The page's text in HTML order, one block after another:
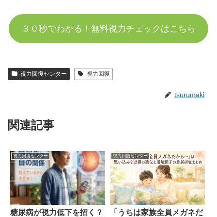
３０秒でわかる！無料視力チェックはこちら
視力回復センター 視力回復
tsurumaki
関連記事
視力回復センター
糖尿病が視力低下を招く？
視力回復センター
「うちは家族全員メガネだ